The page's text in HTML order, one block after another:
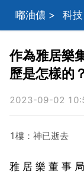
嘟油儂 > 科技
作為雅居樂
歷是怎樣的？
2023-09-02
1樓：神已逝去
雅 居 樂 董 事